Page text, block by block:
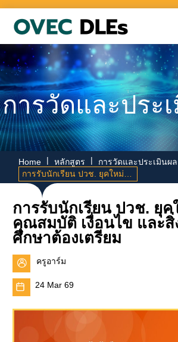
content
การวัดและประ
Home | หลักสูตร | การวัดและประเมินผล
การรับนักเรียน ปวช. ยุค
คุณสมบัติ เงื่อนไข และ
ศึกษาต้องเตรียม
ครูอาร์ม
24 Mar 69